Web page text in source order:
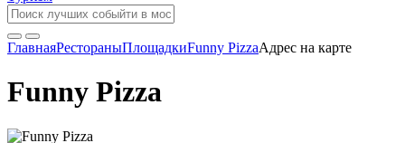
ГлавнаяРестораныПлощадкиFunny PizzaАдрес на карте
Funny Pizza